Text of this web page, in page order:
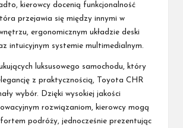
kierowcy docenią funkcjonalność
przejawia się między innymi w
ergonomicznym układzie deski
intuicyjnym systemie multimedialnym.
luksusowego samochodu, który
z praktycznością, Toyota CHR
wybór. Dzięki wysokiej jakości
rozwiązaniom, kierowcy mogą
podróży, jednocześnie prezentując